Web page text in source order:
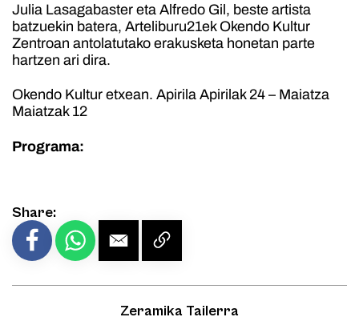
Julia Lasagabaster eta Alfredo Gil, beste artista
batzuekin batera, Arteliburu21ek Okendo Kultur
Zentroan antolatutako erakusketa honetan parte
hartzen ari dira.
Okendo Kultur etxean. Apirila Apirilak 24 – Maiatza
Maiatzak 12
Programa:
Share:
Zeramika Tailerra